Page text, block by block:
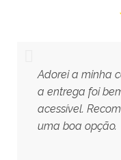
Adorei a minha
a entrega foi
acessível.
uma boa opção.